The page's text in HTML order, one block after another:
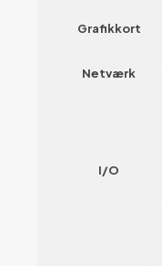
Grafikkort
Netværk
I/O